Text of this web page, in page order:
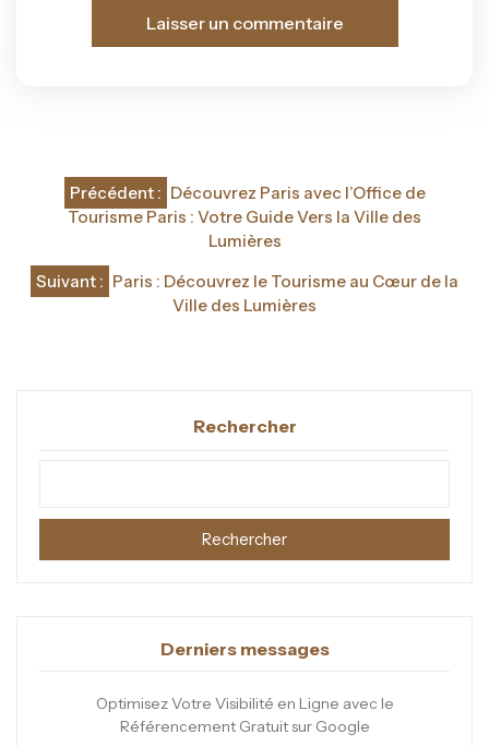
Navigation
l’article
Précédent : Découvrez Paris avec l’Office de
Tourisme Paris : Votre Guide Vers la Ville des
Lumières
Suivant : Paris : Découvrez le Tourisme au Cœur de la
Ville des Lumières
Rechercher
Rechercher
Derniers messages
Optimisez Votre Visibilité en Ligne avec le
Référencement Gratuit sur Google